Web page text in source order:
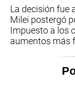
La decisión fue
Milei postergó
Impuesto a los
aumentos más